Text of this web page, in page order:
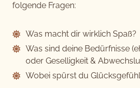
folgende Fragen:
Was macht dir wirklich Spaß?
Was sind deine Bedürfnisse
oder Geselligkeit &
Wobei spürst du